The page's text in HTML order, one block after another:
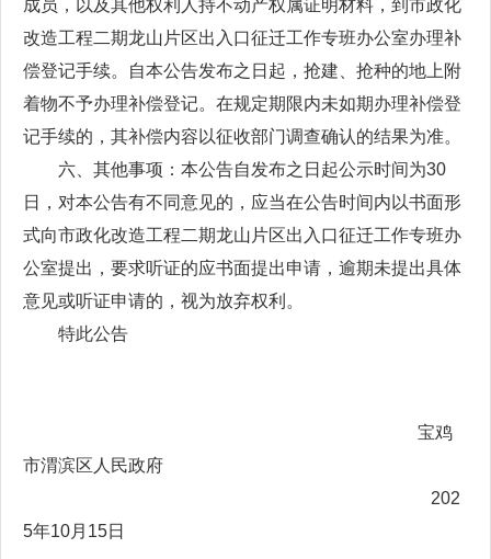
成员，以及其他权利人持不动产权属证明材料，到市政化
改造工程二期龙山片区出入口征迁工作专班办公室办理补
偿登记手续。自本公告发布之日起，抢建、抢种的地上附
着物不予办理补偿登记。在规定期限内未如期办理补偿登
记手续的，其补偿内容以征收部门调查确认的结果为准。
六、其他事项：本公告自发布之日起公示时间为30
日，对本公告有不同意见的，应当在公告时间内以书面形
式向市政化改造工程二期龙山片区出入口征迁工作专班办
公室提出，要求听证的应书面提出申请，逾期未提出具体
意见或听证申请的，视为放弃权利。
特此公告
宝鸡
市渭滨区人民政府
202
5年10月15日